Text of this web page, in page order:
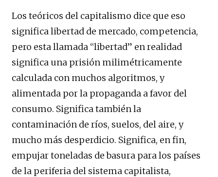
Los teóricos del capitalismo dice que eso
significa libertad de mercado, competencia,
pero esta llamada “libertad” en realidad
significa una prisión milimétricamente
calculada con muchos algoritmos, y
alimentada por la propaganda a favor del
consumo. Significa también la
contaminación de ríos, suelos, del aire, y
mucho más desperdicio. Significa, en fin,
empujar toneladas de basura para los países
de la periferia del sistema capitalista,